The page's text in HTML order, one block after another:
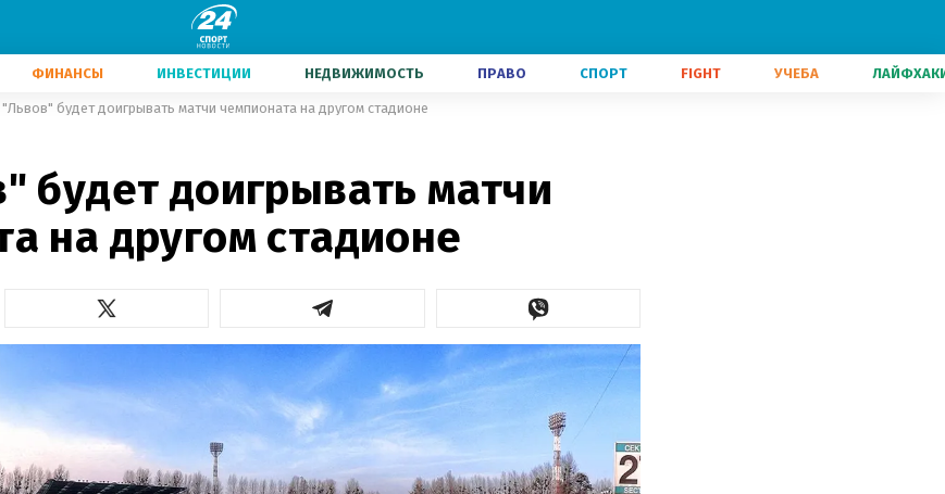
ФИНАНСЫ ИНВЕСТИЦИИ НЕДВИЖИМОСТЬ ПРАВО СПОРТ FIGHT УЧЕБА
будет доигрывать матчи чемпионата на другом стадионе
будет доигрывать матчи
на другом стадионе